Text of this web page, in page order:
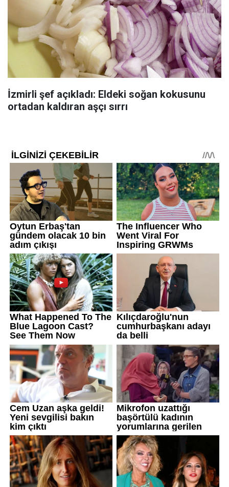
İzmirli şef açıkladı: Eldeki soğan kokusunu
ortadan kaldıran aşçı sırrı